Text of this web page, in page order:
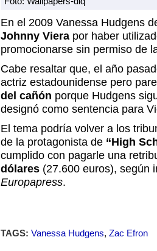
En el 2009 Vanessa Hudgens
Johnny Viera por haber
promocionarse sin permiso de
Cabe resaltar que, el año
actriz estadounidense pero
del cañón porque Hudgens
designó como sentencia para
El tema podría volver a los
de la protagonista de “High
cumplido con pagarle una
dólares (27.600 euros), según
Europapress.
TAGS: Vanessa Hudgens, Zac Efron